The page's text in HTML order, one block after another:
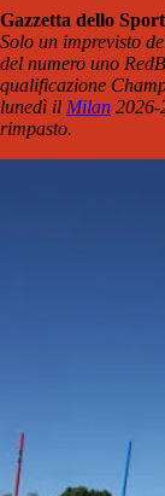
Gazzetta dello Sport
Solo un imprevisto
del numero uno
qualificazione
lunedì il Milan 2026-
rimpasto.